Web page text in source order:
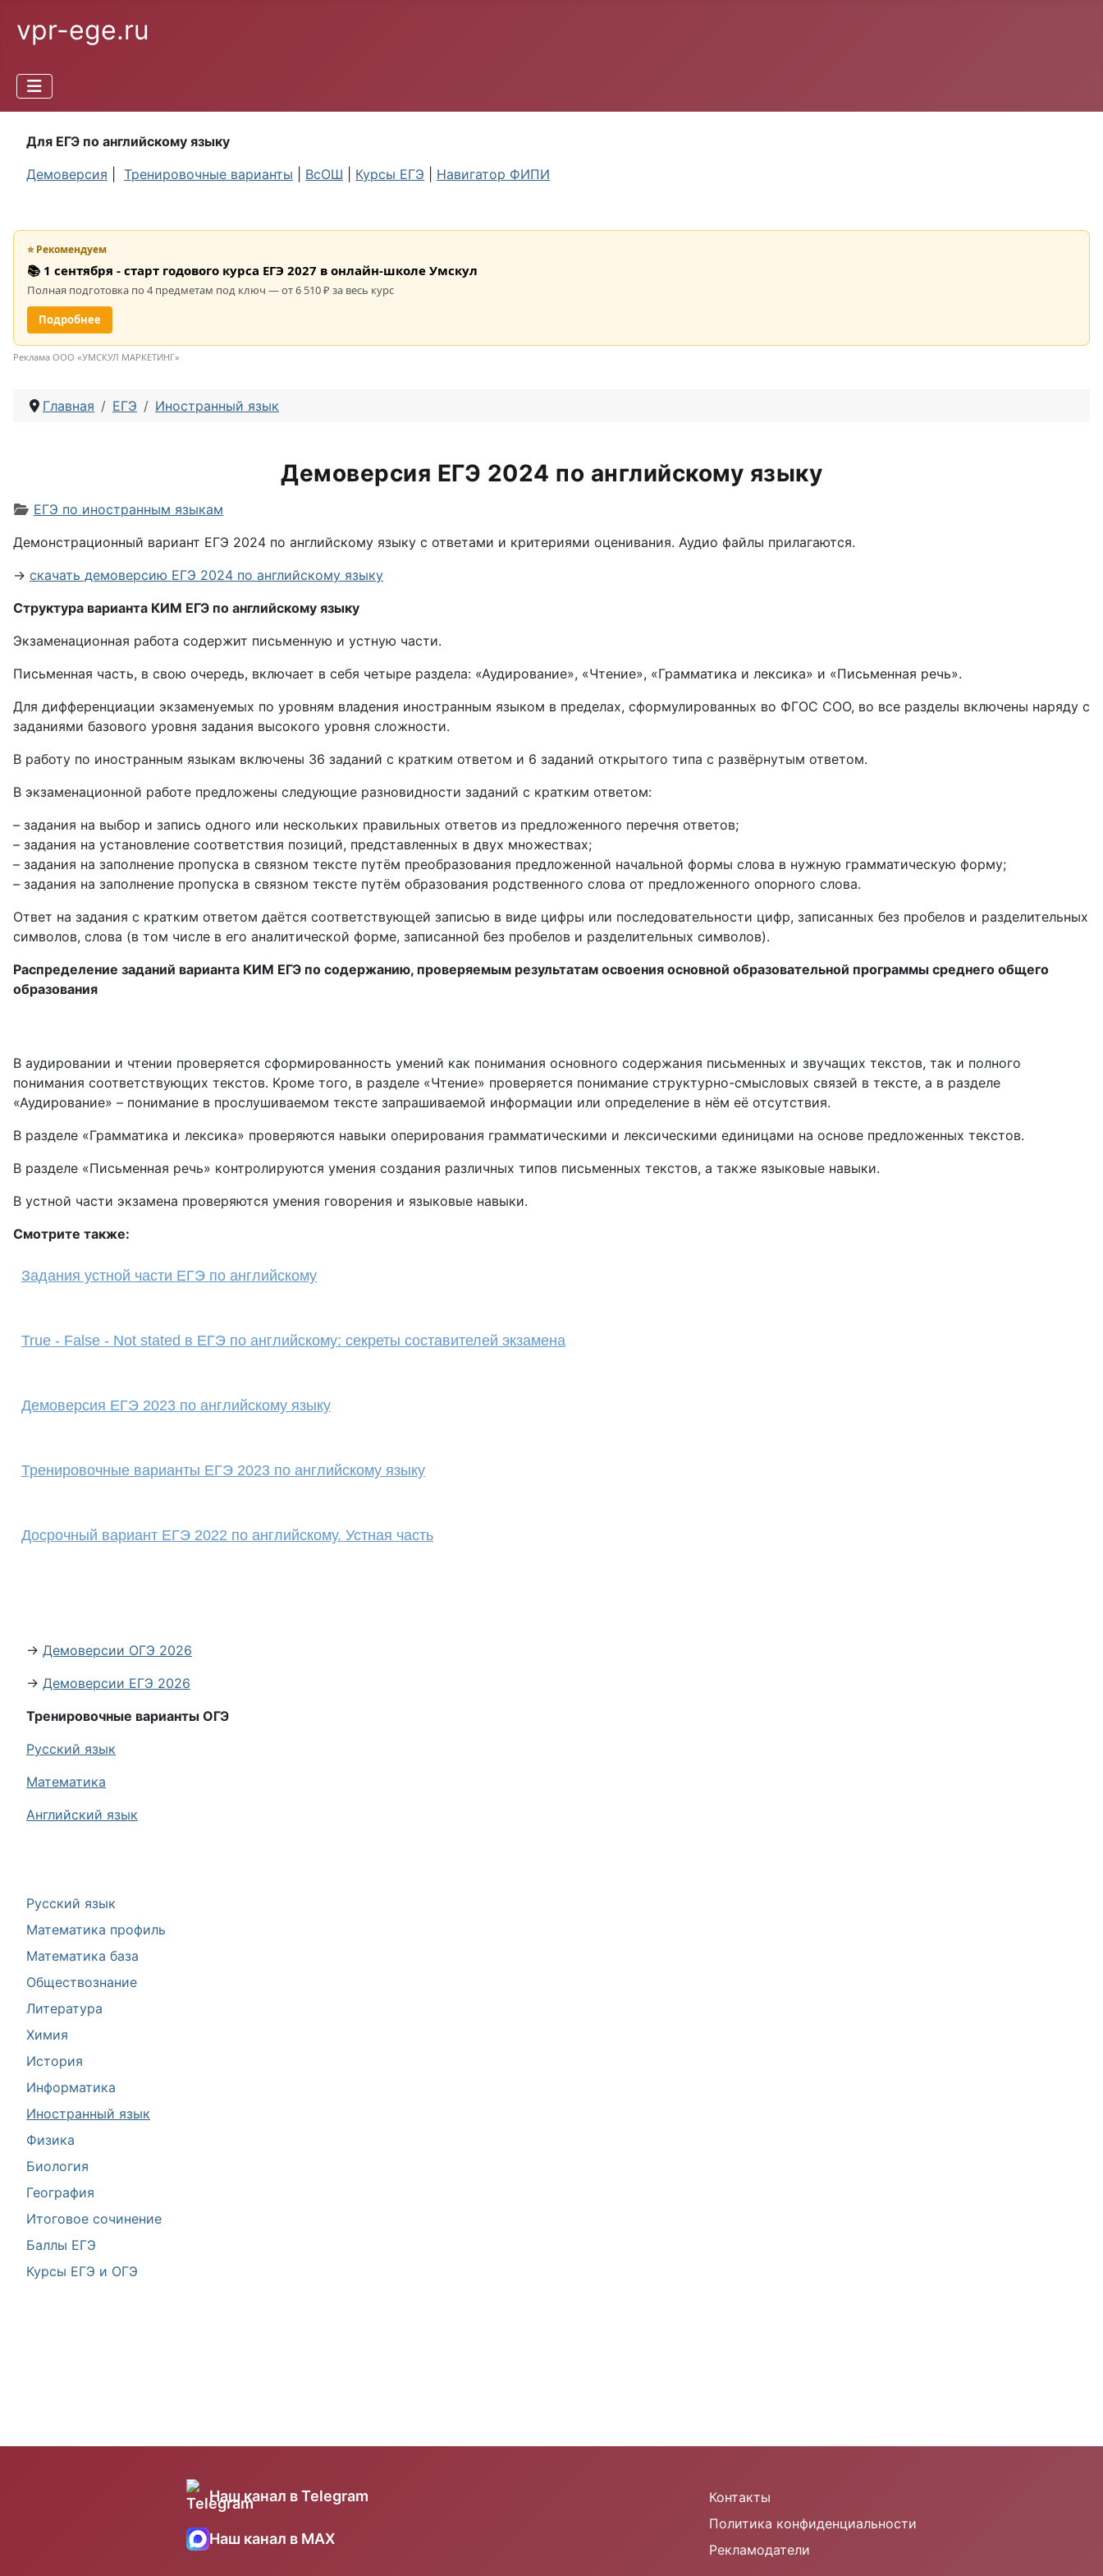
vpr-ege.ru
Для ЕГЭ по английскому языку
Демоверсия
Тренировочные варианты ВсОШ Курсы ЕГЭ Навигатор ФИПИ
Русский язык
Математика профиль
Математика база
Обществознание
Литература
Химия
История
Информатика
Иностранный язык
Физика
Биология
География
Итоговое сочинение
Баллы ЕГЭ
Курсы ЕГЭ и ОГЭ
⭐ Рекомендуем
📚 1 сентября - старт годового курса ЕГЭ 2027 в онлайн-школе Умскул
Полная подготовка по 4 предметам под ключ — от 6 510 ₽ за весь курс
Подробнее
Реклама ООО «УМСКУЛ МАРКЕТИНГ»
Главная ЕГЭ Иностранный язык
Демоверсия ЕГЭ 2024 по английскому языку
Информация о материале
ЕГЭ по иностранным языкам
Демонстрационный вариант ЕГЭ 2024 по английскому языку с ответами и критериями оценивания. Аудио файлы прилагаются.
→ скачать демоверсию ЕГЭ 2024 по английскому языку
Структура варианта КИМ ЕГЭ по английскому языку
Экзаменационная работа содержит письменную и устную части.
Письменная часть, в свою очередь, включает в себя четыре раздела: «Аудирование», «Чтение», «Грамматика и лексика» и «Письменная речь».
Для дифференциации экзаменуемых по уровням владения иностранным языком в пределах, сформулированных во ФГОС СОО, во все разделы включены наряду с
заданиями базового уровня задания высокого уровня сложности.
В работу по иностранным языкам включены 36 заданий с кратким ответом и 6 заданий открытого типа с развёрнутым ответом.
В экзаменационной работе предложены следующие разновидности заданий с кратким ответом:
– задания на выбор и запись одного или нескольких правильных ответов из предложенного перечня ответов;
– задания на установление соответствия позиций, представленных в двух множествах;
– задания на заполнение пропуска в связном тексте путём преобразования предложенной начальной формы слова в нужную грамматическую форму;
– задания на заполнение пропуска в связном тексте путём образования родственного слова от предложенного опорного слова.
Ответ на задания с кратким ответом даётся соответствующей записью в виде цифры или последовательности цифр, записанных без пробелов и разделительных
символов, слова (в том числе в его аналитической форме, записанной без пробелов и разделительных символов).
Распределение заданий варианта КИМ ЕГЭ по содержанию, проверяемым результатам освоения основной образовательной программы среднего общего
образования
В аудировании и чтении проверяется сформированность умений как понимания основного содержания письменных и звучащих текстов, так и полного
понимания соответствующих текстов. Кроме того, в разделе «Чтение» проверяется понимание структурно-смысловых связей в тексте, а в разделе
«Аудирование» – понимание в прослушиваемом тексте запрашиваемой информации или определение в нём её отсутствия.
В разделе «Грамматика и лексика» проверяются навыки оперирования грамматическими и лексическими единицами на основе предложенных текстов.
В разделе «Письменная речь» контролируются умения создания различных типов письменных текстов, а также языковые навыки.
В устной части экзамена проверяются умения говорения и языковые навыки.
Смотрите также:
Задания устной части ЕГЭ по английскому
True - False - Not stated в ЕГЭ по английскому: секреты составителей экзамена
Демоверсия ЕГЭ 2023 по английскому языку
Тренировочные варианты ЕГЭ 2023 по английскому языку
Досрочный вариант ЕГЭ 2022 по английскому. Устная часть
→ Демоверсии ОГЭ 2026
→ Демоверсии ЕГЭ 2026
Тренировочные варианты ОГЭ
Русский язык
Математика
Английский язык
Наш канал в Telegram
Наш канал в MAX
Контакты
Политика конфиденциальности
Рекламодатели